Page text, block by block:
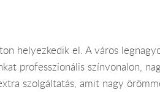
helyezkedik el. A város
professzionális színvonalon,
szolgáltatás, amit nagy